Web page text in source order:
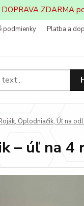
ZDARMA
podmienky Platba a
Oplodniačik, Úľ na
– úľ na 4